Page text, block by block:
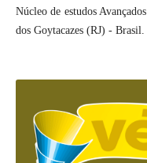
Núcleo de estudos
dos Goytacazes (RJ) -